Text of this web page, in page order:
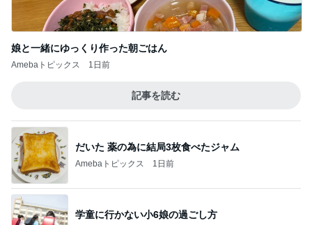
娘と一緒にゆっくり作った朝ごはん
Amebaトピックス 1日前
記事を読む
だいた 薬の為に結局3枚食べたジャム
Amebaトピックス 1日前
学童に行かない小6娘の過ごし方